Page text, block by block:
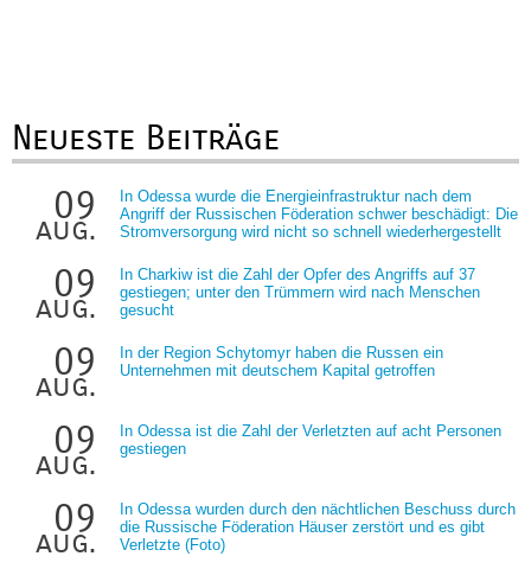
Neueste Beiträge
09
aug.
In Odessa wurde die Energieinfrastruktur nach dem
Angriff der Russischen Föderation schwer beschädigt: Die
Stromversorgung wird nicht so schnell wiederhergestellt
09
aug.
In Charkiw ist die Zahl der Opfer des Angriffs auf 37
gestiegen; unter den Trümmern wird nach Menschen
gesucht
09
aug.
In der Region Schytomyr haben die Russen ein
Unternehmen mit deutschem Kapital getroffen
09
aug.
In Odessa ist die Zahl der Verletzten auf acht Personen
gestiegen
09
aug.
In Odessa wurden durch den nächtlichen Beschuss durch
die Russische Föderation Häuser zerstört und es gibt
Verletzte (Foto)